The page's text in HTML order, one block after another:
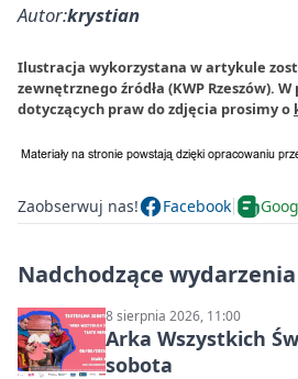
Autor:krystian
Ilustracja wykorzystana w artykule
zewnętrznego źródła (KWP Rzeszów).
dotyczących praw do zdjęcia prosimy o
Zaobserwuj nas! Facebook
Nadchodzące wydarzenia
8 sierpnia 2026, 11:00
Arka Wszystkich
sobota